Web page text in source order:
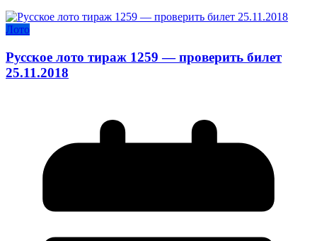
Лото
Русское лото тираж 1259 — проверить билет
25.11.2018